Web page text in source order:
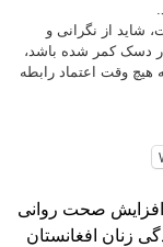
از نگرانی و
دسک کمر شده باشد،
وقت اعتماد رابطه
صحت روانی
زنان افغانستان